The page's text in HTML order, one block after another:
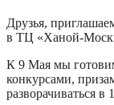
Друзья,
в ТЦ «Ханой-
К 9 Мая мы
конкурсами,
разворачиваться в